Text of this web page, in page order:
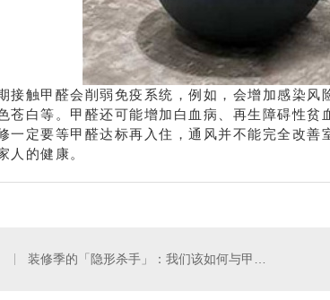
触甲醛会削弱免疫系统，例如，会增加感染风
苍白等。甲醛还可能增加白血病、再生障碍性贫
一定要等甲醛达标再入住，通风并不能完全改
人的健康。
装修季的「隐形杀手」：我们该如何与甲醛和平共处？